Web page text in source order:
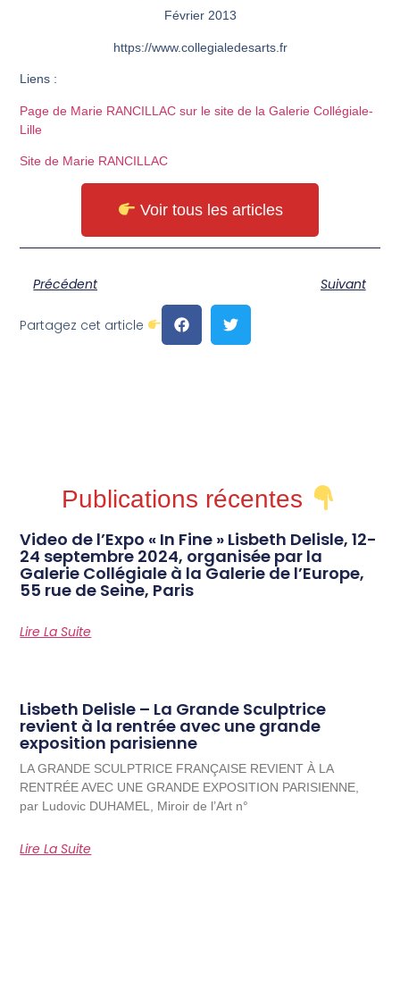
Février 2013
https://www.collegialedesarts.fr
Liens :
Page de Marie RANCILLAC sur le site de la Galerie Collégiale-
Lille
Site de Marie RANCILLAC
Voir tous les articles
Précédent Suivant
Partagez cet article
Publications récentes
Video de l’Expo « In Fine » Lisbeth Delisle, 12-
24 septembre 2024, organisée par la
Galerie Collégiale à la Galerie de l’Europe,
55 rue de Seine, Paris
Lire La Suite
Lisbeth Delisle – La Grande Sculptrice
revient à la rentrée avec une grande
exposition parisienne
LA GRANDE SCULPTRICE FRANÇAISE REVIENT À LA
RENTRÉE AVEC UNE GRANDE EXPOSITION PARISIENNE,
par Ludovic DUHAMEL, Miroir de l’Art n°
Lire La Suite